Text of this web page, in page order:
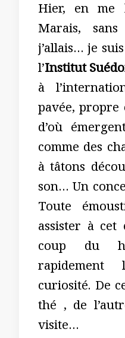
Hier, en me
Marais,
j’allais… je
l’Institut
à
pavée,
d’où
comme des
à tâtons
son… Un
Toute
assister à cet
coup du
curiosité. De
thé , de
visite…